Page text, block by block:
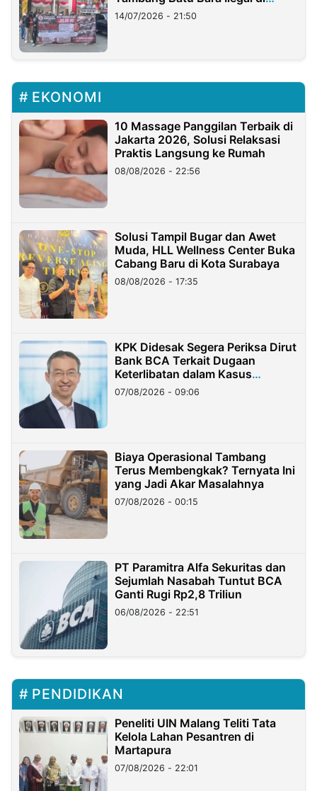
Lampung
14/07/2026 - 21:50
EKONOMI
10 Massage Panggilan Terbaik di
Jakarta 2026, Solusi Relaksasi
Praktis Langsung ke Rumah
08/08/2026 - 22:56
Solusi Tampil Bugar dan Awet
Muda, HLL Wellness Center Buka
Cabang Baru di Kota Surabaya
08/08/2026 - 17:35
KPK Didesak Segera Periksa Dirut
Bank BCA Terkait Dugaan
Keterlibatan dalam Kasus
Hilangnya Dana Nasabah Rp2,58
Miliar
07/08/2026 - 09:06
Biaya Operasional Tambang
Terus Membengkak? Ternyata Ini
yang Jadi Akar Masalahnya
07/08/2026 - 00:15
PT Paramitra Alfa Sekuritas dan
Sejumlah Nasabah Tuntut BCA
Ganti Rugi Rp2,8 Triliun
06/08/2026 - 22:51
PENDIDIKAN
Peneliti UIN Malang Teliti Tata
Kelola Lahan Pesantren di
Martapura
07/08/2026 - 22:01